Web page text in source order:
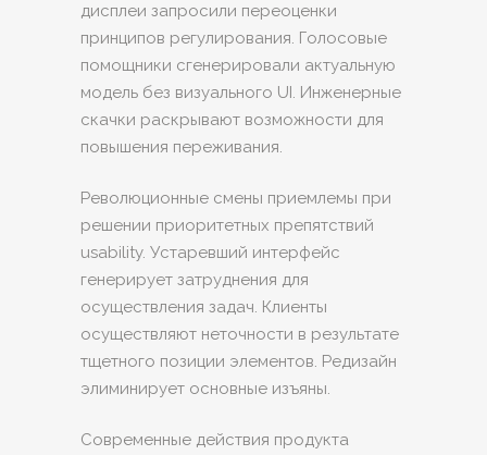
дисплеи запросили переоценки
принципов регулирования. Голосовые
помощники сгенерировали актуальную
модель без визуального UI. Инженерные
скачки раскрывают возможности для
повышения переживания.
Революционные смены приемлемы при
решении приоритетных препятствий
usability. Устаревший интерфейс
генерирует затруднения для
осуществления задач. Клиенты
осуществляют неточности в результате
тщетного позиции элементов. Редизайн
элиминирует основные изъяны.
Современные действия продукта